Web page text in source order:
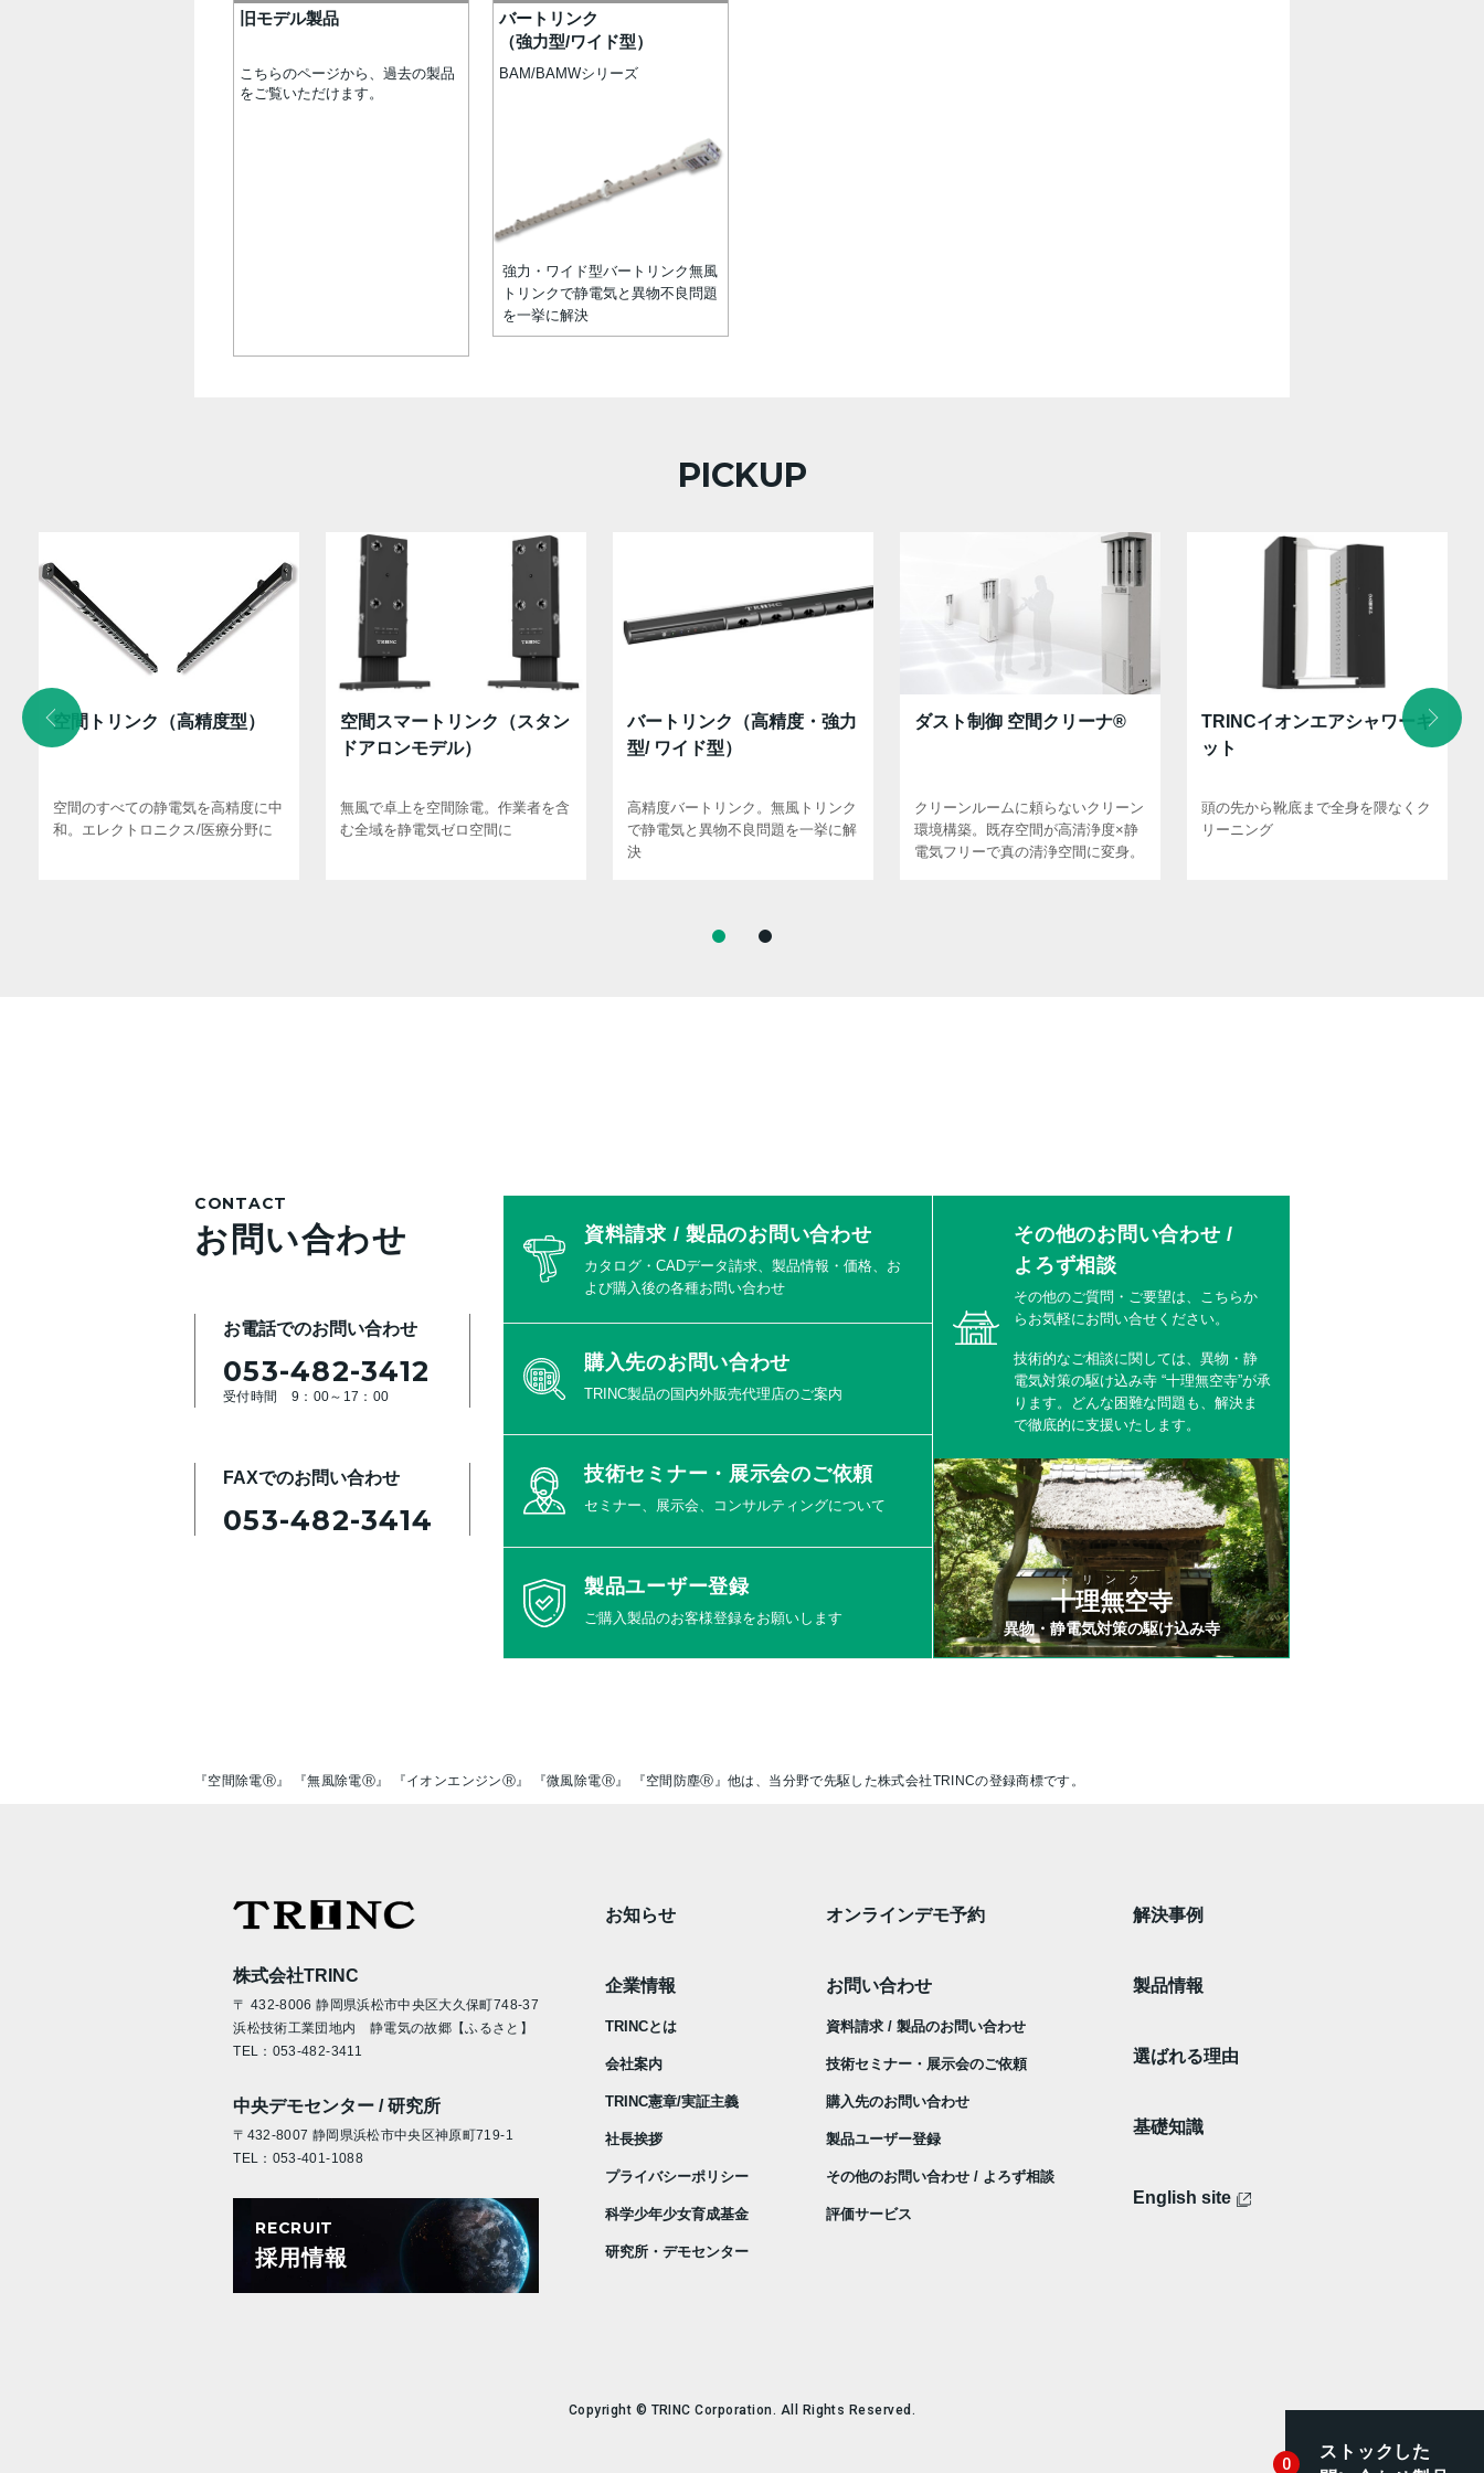
0
ストックした
旧モデル製品
こちらのページから、過去の製品
をご覧いただけます。
バートリンク
（強力型/ワイド型）
BAM/BAMWシリーズ
強力・ワイド型バートリンク無風
トリンクで静電気と異物不良問題
を一挙に解決
PICKUP
空間トリンク（高精度型）
空間のすべての静電気を高精度に中
和。エレクトロニクス/医療分野に
空間スマートリンク（スタン
ドアロンモデル）
無風で卓上を空間除電。作業者を含
む全域を静電気ゼロ空間に
バートリンク（高精度・強力
型/ ワイド型）
高精度バートリンク。無風トリンク
で静電気と異物不良問題を一挙に解
決
ダスト制御 空間クリーナ®
クリーンルームに頼らないクリーン
環境構築。既存空間が高清浄度×静
電気フリーで真の清浄空間に変身。
TRINCイオンエアシャワーキ
ット
頭の先から靴底まで全身を隈なくク
リーニング
CONTACT
お問い合わせ
お電話でのお問い合わせ
053-482-3412
受付時間 9：00～17：00
FAXでのお問い合わせ
053-482-3414
資料請求 / 製品のお問い合わせ
カタログ・CADデータ請求、製品情報・価格、お
よび購入後の各種お問い合わせ
購入先のお問い合わせ
TRINC製品の国内外販売代理店のご案内
技術セミナー・展示会のご依頼
セミナー、展示会、コンサルティングについて
製品ユーザー登録
ご購入製品のお客様登録をお願いします
その他のお問い合わせ /
よろず相談
その他のご質問・ご要望は、こちらか
らお気軽にお問い合せください。
技術的なご相談に関しては、異物・静
電気対策の駆け込み寺 “十理無空寺”が承
ります。どんな困難な問題も、解決ま
で徹底的に支援いたします。
十理無空寺
トリンク
異物・静電気対策の駆け込み寺
『空間除電Ⓡ』 『無風除電Ⓡ』 『イオンエンジンⓇ』 『微風除電Ⓡ』 『空間防塵Ⓡ』他は、当分野で先駆した株式会社TRINCの登録商標です。
株式会社TRINC
〒 432-8006 静岡県浜松市中央区大久保町748-37
浜松技術工業団地内 静電気の故郷【ふるさと】
TEL： 053-482-3411
中央デモセンター / 研究所
〒432-8007 静岡県浜松市中央区神原町719-1
TEL： 053-401-1088
RECRUIT
採用情報
お知らせ
企業情報
TRINCとは
会社案内
TRINC憲章/実証主義
社長挨拶
プライバシーポリシー
科学少年少女育成基金
研究所・デモセンター
オンラインデモ予約
お問い合わせ
資料請求 / 製品のお問い合わせ
技術セミナー・展示会のご依頼
購入先のお問い合わせ
製品ユーザー登録
その他のお問い合わせ / よろず相談
評価サービス
解決事例
製品情報
選ばれる理由
基礎知識
English site
Copyright © TRINC Corporation. All Rights Reserved.